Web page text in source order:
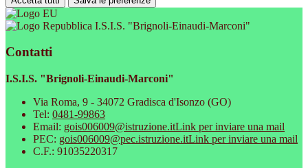
I.S.I.S. "Brignoli-Einaudi-Marconi"
Contatti
I.S.I.S. "Brignoli-Einaudi-Marconi"
Via Roma, 9 - 34072 Gradisca d'Isonzo (GO)
Tel: 0481-99863
Email: gois006009@istruzione.itLink per inviare una mail
PEC: gois006009@pec.istruzione.itLink per inviare una mail
C.F.: 91035220317